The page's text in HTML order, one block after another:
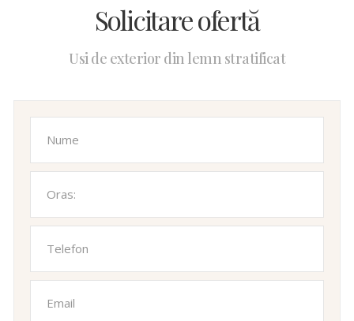
Solicitare ofertă
Usi de exterior din lemn stratificat